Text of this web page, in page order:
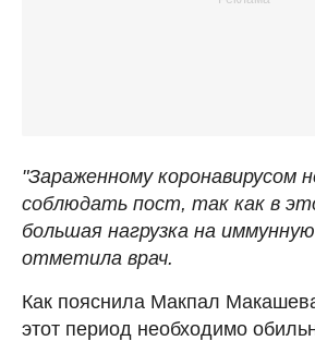
"Зараженному коронавирусом
соблюдать пост, так как в
большая нагрузка на
отметила врач.
Как пояснила Макпал
этот период необходимо